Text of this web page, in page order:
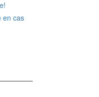
en cas